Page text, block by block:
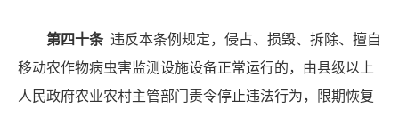
第四十条 违反本条例规定，侵占、损毁、拆除、擅自
移动农作物病虫害监测设施设备正常运行的，由县级以上
人民政府农业农村主管部门责令停止违法行为，限期恢复